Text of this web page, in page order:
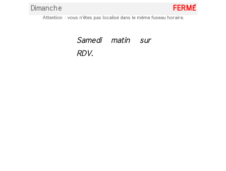
Dimanche
FERMÉ
Attention : vous n'êtes pas localisé dans le même fuseau horaire.
Samedi matin sur
RDV.